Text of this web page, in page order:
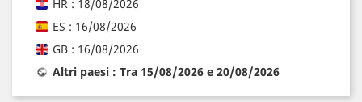
HR : 18/08/2026
ES : 16/08/2026
GB : 16/08/2026
Altri paesi : Tra 15/08/2026 e 20/08/2026